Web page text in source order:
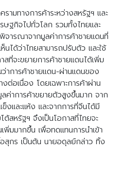
ามทางการค้าระหว่างสหรัฐฯ และ
ษฐกิจไปทั่วโลก รวมทั้งไทยและ
จารณาจากมูลค่าการค้าชายแดนที่
นได้ว่าไทยสามารถปรับตัว และใช้
ที่จะขยายการค้าชายแดนได้เพิ่ม
าการค้าชายแดน-ผ่านแดนของ
ต่อเนื่อง โดยเฉพาะการค้าผ่าน
ค่าการค้าขยายตัวสูงขึ้นมาก จาก
งและแห้ง และจากการที่จีนได้มี
ต้สหรัฐฯ จึงเป็นโอกาสที่ไทยจะ
พิ่มมากขึ้น เพื่อทดแทนการนำเข้า
สุกร เป็นต้น นายอดุลย์กล่าว ทิ้ง